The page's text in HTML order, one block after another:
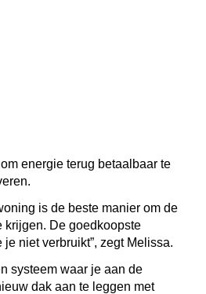
energie terug betaalbaar te
is de beste manier om de
krijgen. De goedkoopste
niet verbruikt”, zegt Melissa.
systeem waar je aan de
dak aan te leggen met